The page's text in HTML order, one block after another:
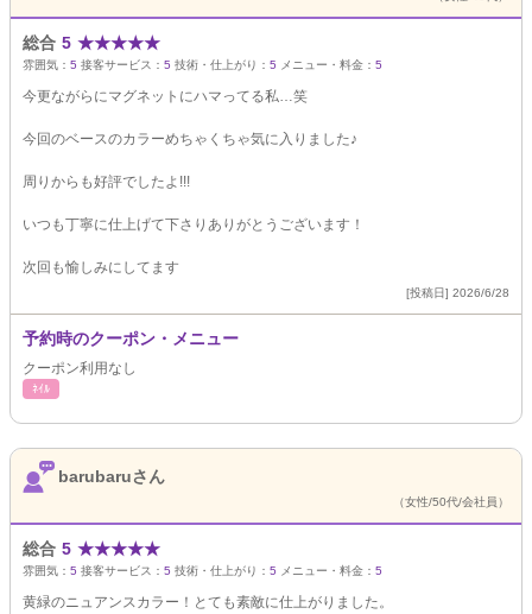
総合 5 ★★★★★
雰囲気： 5 接客サービス： 5 技術・仕上がり： 5 メニュー・料金： 5
今更ながらにマグネットにハマってる私…笑
今回のベースのカラーめちゃくちゃ気に入りました♪
周りからも好評でしたよ!!!
いつも丁寧に仕上げて下さりありがとうございます！
次回も愉しみにしてます
[投稿日] 2026/6/28
予約時のクーポン・メニュー
クーポン利用なし
ﾈｲﾙ
barubaruさん
（女性/50代/会社員）
総合 5 ★★★★★
雰囲気： 5 接客サービス： 5 技術・仕上がり： 5 メニュー・料金： 5
黄緑のニュアンスカラー！とても素敵に仕上がりました。